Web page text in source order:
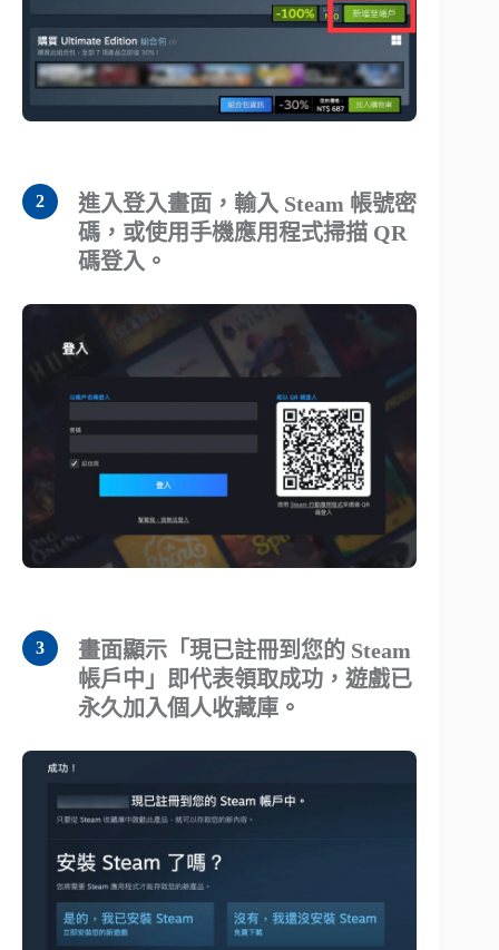
進入登入畫面，輸入 Steam 帳號密
碼，或使用手機應用程式掃描 QR
碼登入。
畫面顯示「現已註冊到您的 Steam
帳戶中」即代表領取成功，遊戲已
永久加入個人收藏庫。